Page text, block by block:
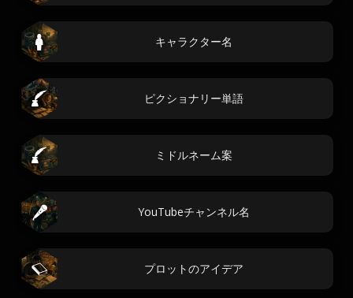
キャラクター名
ピクショナリー単語
ミドルネーム案
YouTubeチャンネル名
プロットのアイデア